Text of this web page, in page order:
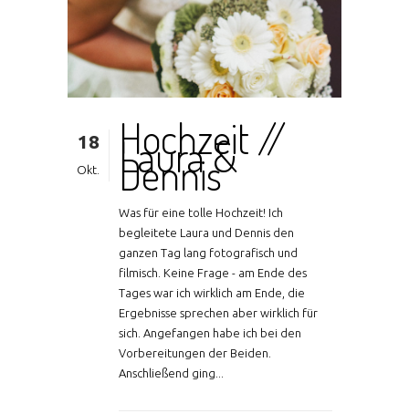
18
Okt.
Hochzeit //
Laura &
Dennis
Was für eine tolle Hochzeit! Ich
begleitete Laura und Dennis den
ganzen Tag lang fotografisch und
filmisch. Keine Frage - am Ende des
Tages war ich wirklich am Ende, die
Ergebnisse sprechen aber wirklich für
sich. Angefangen habe ich bei den
Vorbereitungen der Beiden.
Anschließend ging...